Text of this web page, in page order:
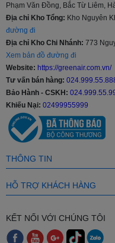
lồng
giặt
Thép không gỉ
Khối
lượng
giặt
Dưới 8 kg, 8 - 9
11.5 - 12.5 kg, Từ
Tiện
ích
Chạy êm và bền
kiệm điện, Giặt
và nước xả
Giá
triệu,Từ 10 - 15
Có bao nhiêu loại máy
Phạm Văn Đồng, Bắc Từ Liêm,
Địa chỉ Kho Tổng: Kho Nguyên
đường đi
Địa chỉ Kho Chi Nhánh: 773
Xem bản đồ đường đi
Website: https://greenair.com.vn/
Tư vấn bán hàng:
Bảo Hành - CSKH:
Khiếu Nại: 02499955999
THÔNG TIN
HỖ TRỢ KHÁCH HÀNG
KẾT NỐI VỚI CHÚNG TÔI